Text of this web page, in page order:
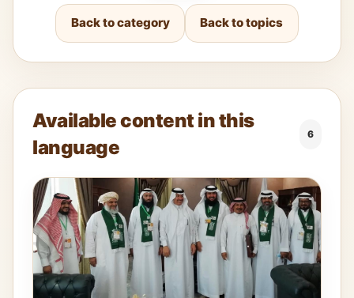
Back to category Back to topics
Available content in this
language
6